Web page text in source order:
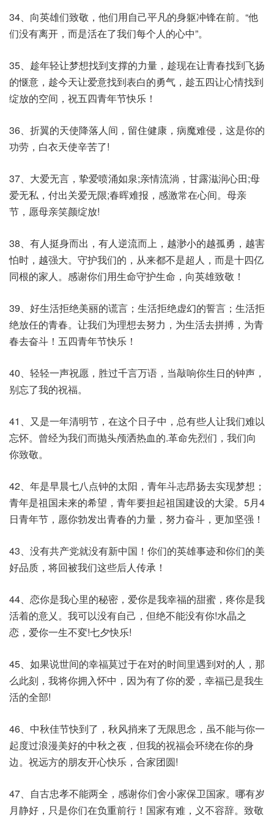
34、向英雄们致敬，他们用自己平凡的身躯冲锋在前。“他
们没有离开，而是活在了我们每个人的心中”。
35、趁年轻让梦想找到支撑的力量，趁现在让青春找到飞扬
的惬意，趁今天让爱意找到表白的勇气，趁五四让心情找到
绽放的空间，祝五四青年节快乐！
36、折翼的天使降落人间，留住健康，病魔难侵，这是你的
功劳，白衣天使辛苦了!
37、大爱无言，挚爱喷涌如泉;亲情流淌，甘露滋润心田;母
爱无私，付出关爱无限;春晖难报，感激常在心间。母亲
节，愿母亲笑颜绽放!
38、有人挺身而出，有人逆流而上，越渺小的越孤勇，越害
怕时，越强大。守护我们的，从来都不是超人，而是十四亿
同根的家人。感谢你们用生命守护生命，向英雄致敬！
39、好生活拒绝美丽的谎言；生活拒绝虚幻的誓言；生活拒
绝放任的青春。让我们为理想去努力，为生活去拼搏，为青
春去奋斗！五四青年节快乐！
40、轻轻一声祝愿，胜过千言万语，当敲响你生日的钟声，
别忘了我的祝福。
41、又是一年清明节，在这个日子中，总有些人让我们难以
忘怀。曾经为我们而抛头颅洒热血的.革命先烈们，我们向
你致敬。
42、年是早晨七八点钟的太阳，青年斗志昂扬去实现梦想；
青年是祖国未来的希望，青年要担起祖国建设的大梁。5月4
日青年节，愿你勃发出青春的力量，努力奋斗，更加坚强！
43、没有共产党就没有新中国！你们的英雄事迹和你们的美
好品质，将回被我们这些后人传承！
44、恋你是我心里的秘密，爱你是我幸福的甜蜜，疼你是我
活着的意乂。我可以没有自己，但绝不能没有你!水晶之
恋，爱你一生不変!七夕快乐!
45、如果说世间的幸福莫过于在对的时间里遇到对的人，那
么此刻，我将你拥入怀中，因为有了你的爱，幸福已是我生
活的全部!
46、中秋佳节快到了，秋风捎来了无限思念，虽不能与你一
起度过浪漫美好的中秋之夜，但我的祝福会环绕在你的身
边。祝远方的朋友开心快乐，合家团圆!
47、自古忠孝不能两全，感谢你们舍小家保卫国家。哪有岁
月静好，只是你们在负重前行！国家有难，义不容辞。致敬